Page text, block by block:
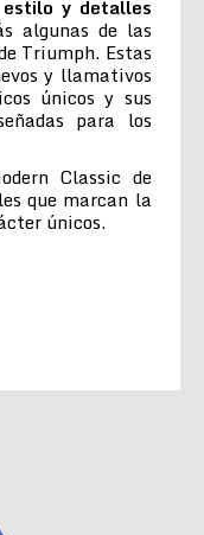
estilo y detalles
algunas de las
Triumph. Estas
y llamativos
únicos y sus
para los
Classic de
que marcan la
únicos.